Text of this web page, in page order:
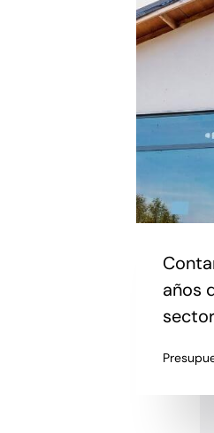
años